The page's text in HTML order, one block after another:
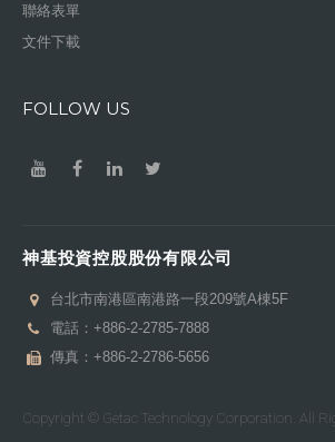
聯絡表單
文件下載
FOLLOW US
神基投資控股股份有限公司
台北市南港區南港路一段209號A棟5F
電話： +886-2-2785-7888
傳真：+886-2-2786-5656
Copyright © Getac Technology Corporation. All